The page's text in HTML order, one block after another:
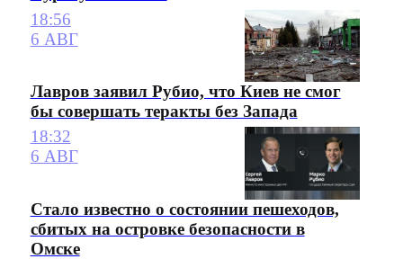
18:56
6 АВГ
Лавров заявил Рубио, что Киев не смог
бы совершать теракты без Запада
18:32
6 АВГ
Стало известно о состоянии пешеходов,
сбитых на островке безопасности в
Омске